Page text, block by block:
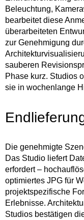
Beleuchtung,
bearbeitet diese
überarbeiteten
zur Genehmigung
sauberen
Phase kurz. Studios
sie in wochenlange
Die genehmigte
Das Studio liefert
erfordert –
optimiertes JPG für
projektspezifische
Erlebnisse.
Studios bestätigen